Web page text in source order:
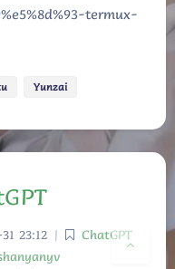
浅阴影
termux-
Yunzai
23:12 |
ChatGPT